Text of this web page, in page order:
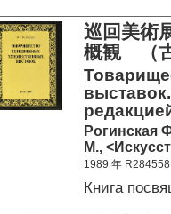
巡回美術
概観 （
Рогинская
М.,
1989 年 R284558
Книга